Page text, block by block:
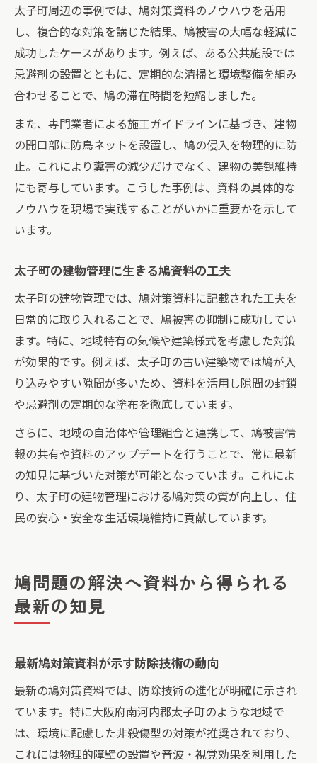
太子町周辺の事例では、鳩対策資料のノウハウを活用
し、複合的な対策を講じた結果、鳩被害の大幅な軽減に
成功したケースがあります。例えば、ある公共施設では
忌避剤の設置とともに、定期的な清掃と環境整備を組み
合わせることで、鳩の滞在時間を短縮しました。
また、専門業者による施工ガイドラインに基づき、建物
の開口部に防鳥ネットを設置し、鳩の侵入を物理的に防
止。これにより糞害の減少だけでなく、建物の美観維持
にも寄与しています。こうした事例は、資料の具体的な
ノウハウを現場で実践することがいかに重要かを示して
います。
太子町の建物管理に生きる鳩資料の工夫
太子町の建物管理では、鳩対策資料に記載された工夫を
日常的に取り入れることで、鳩被害の抑制に成功してい
ます。特に、地域特有の気候や建築様式を考慮した対策
が効果的です。例えば、太子町の古い建築物では鳩が入
り込みやすい隙間が多いため、資料を活用し隙間の封鎖
や忌避剤の定期的な塗布を徹底しています。
さらに、地域の自治体や管理組合と連携して、鳩被害情
報の共有や資料のアップデートを行うことで、常に最新
の知見に基づいた対策が可能となっています。これによ
り、太子町の建物管理における鳩対策の質が向上し、住
民の安心・安全な生活環境維持に貢献しています。
鳩問題の解決へ資料から得られる
最新の知見
最新鳩対策資料が示す防除技術の動向
最新の鳩対策資料では、防除技術の進化が明確に示され
ています。特に大阪府南河内郡太子町のような地域で
は、環境に配慮した非殺傷型の対策が推奨されており、
これには物理的障壁の設置や音波・視覚効果を利用した